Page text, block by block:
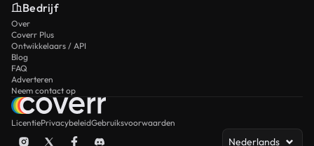
Bedrijf
Over
Coverr Plus
Ontwikkelaars / API
Blog
FAQ
Adverteren
Neem contact op
LicentiePrivacybeleidGebruiksvoorwaarden
Nederlands